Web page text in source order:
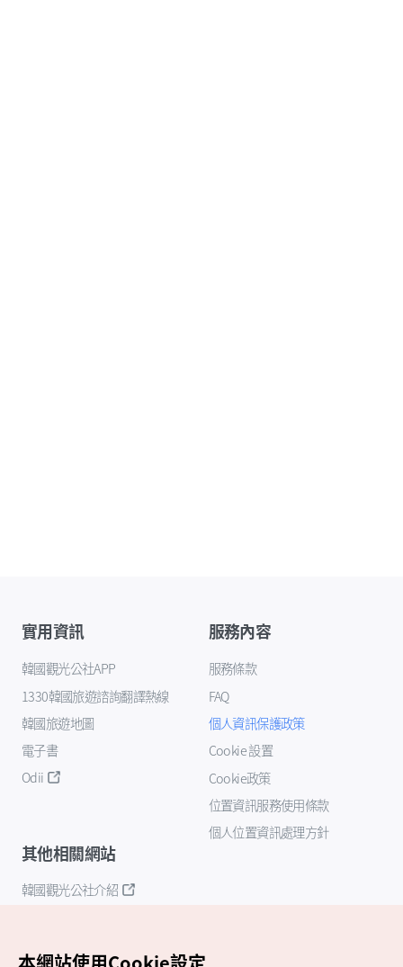
實用資訊
韓國觀光公社APP
1330韓國旅遊諮詢翻譯熱線
韓國旅遊地圖
電子書
Odii
服務內容
服務條款
FAQ
個人資訊保護政策
Cookie 設置
Cookie政策
位置資訊服務使用條款
個人位置資訊處理方針
其他相關網站
韓國觀光公社介紹